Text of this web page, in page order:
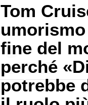
Tom
fine del
perché
potrebbe